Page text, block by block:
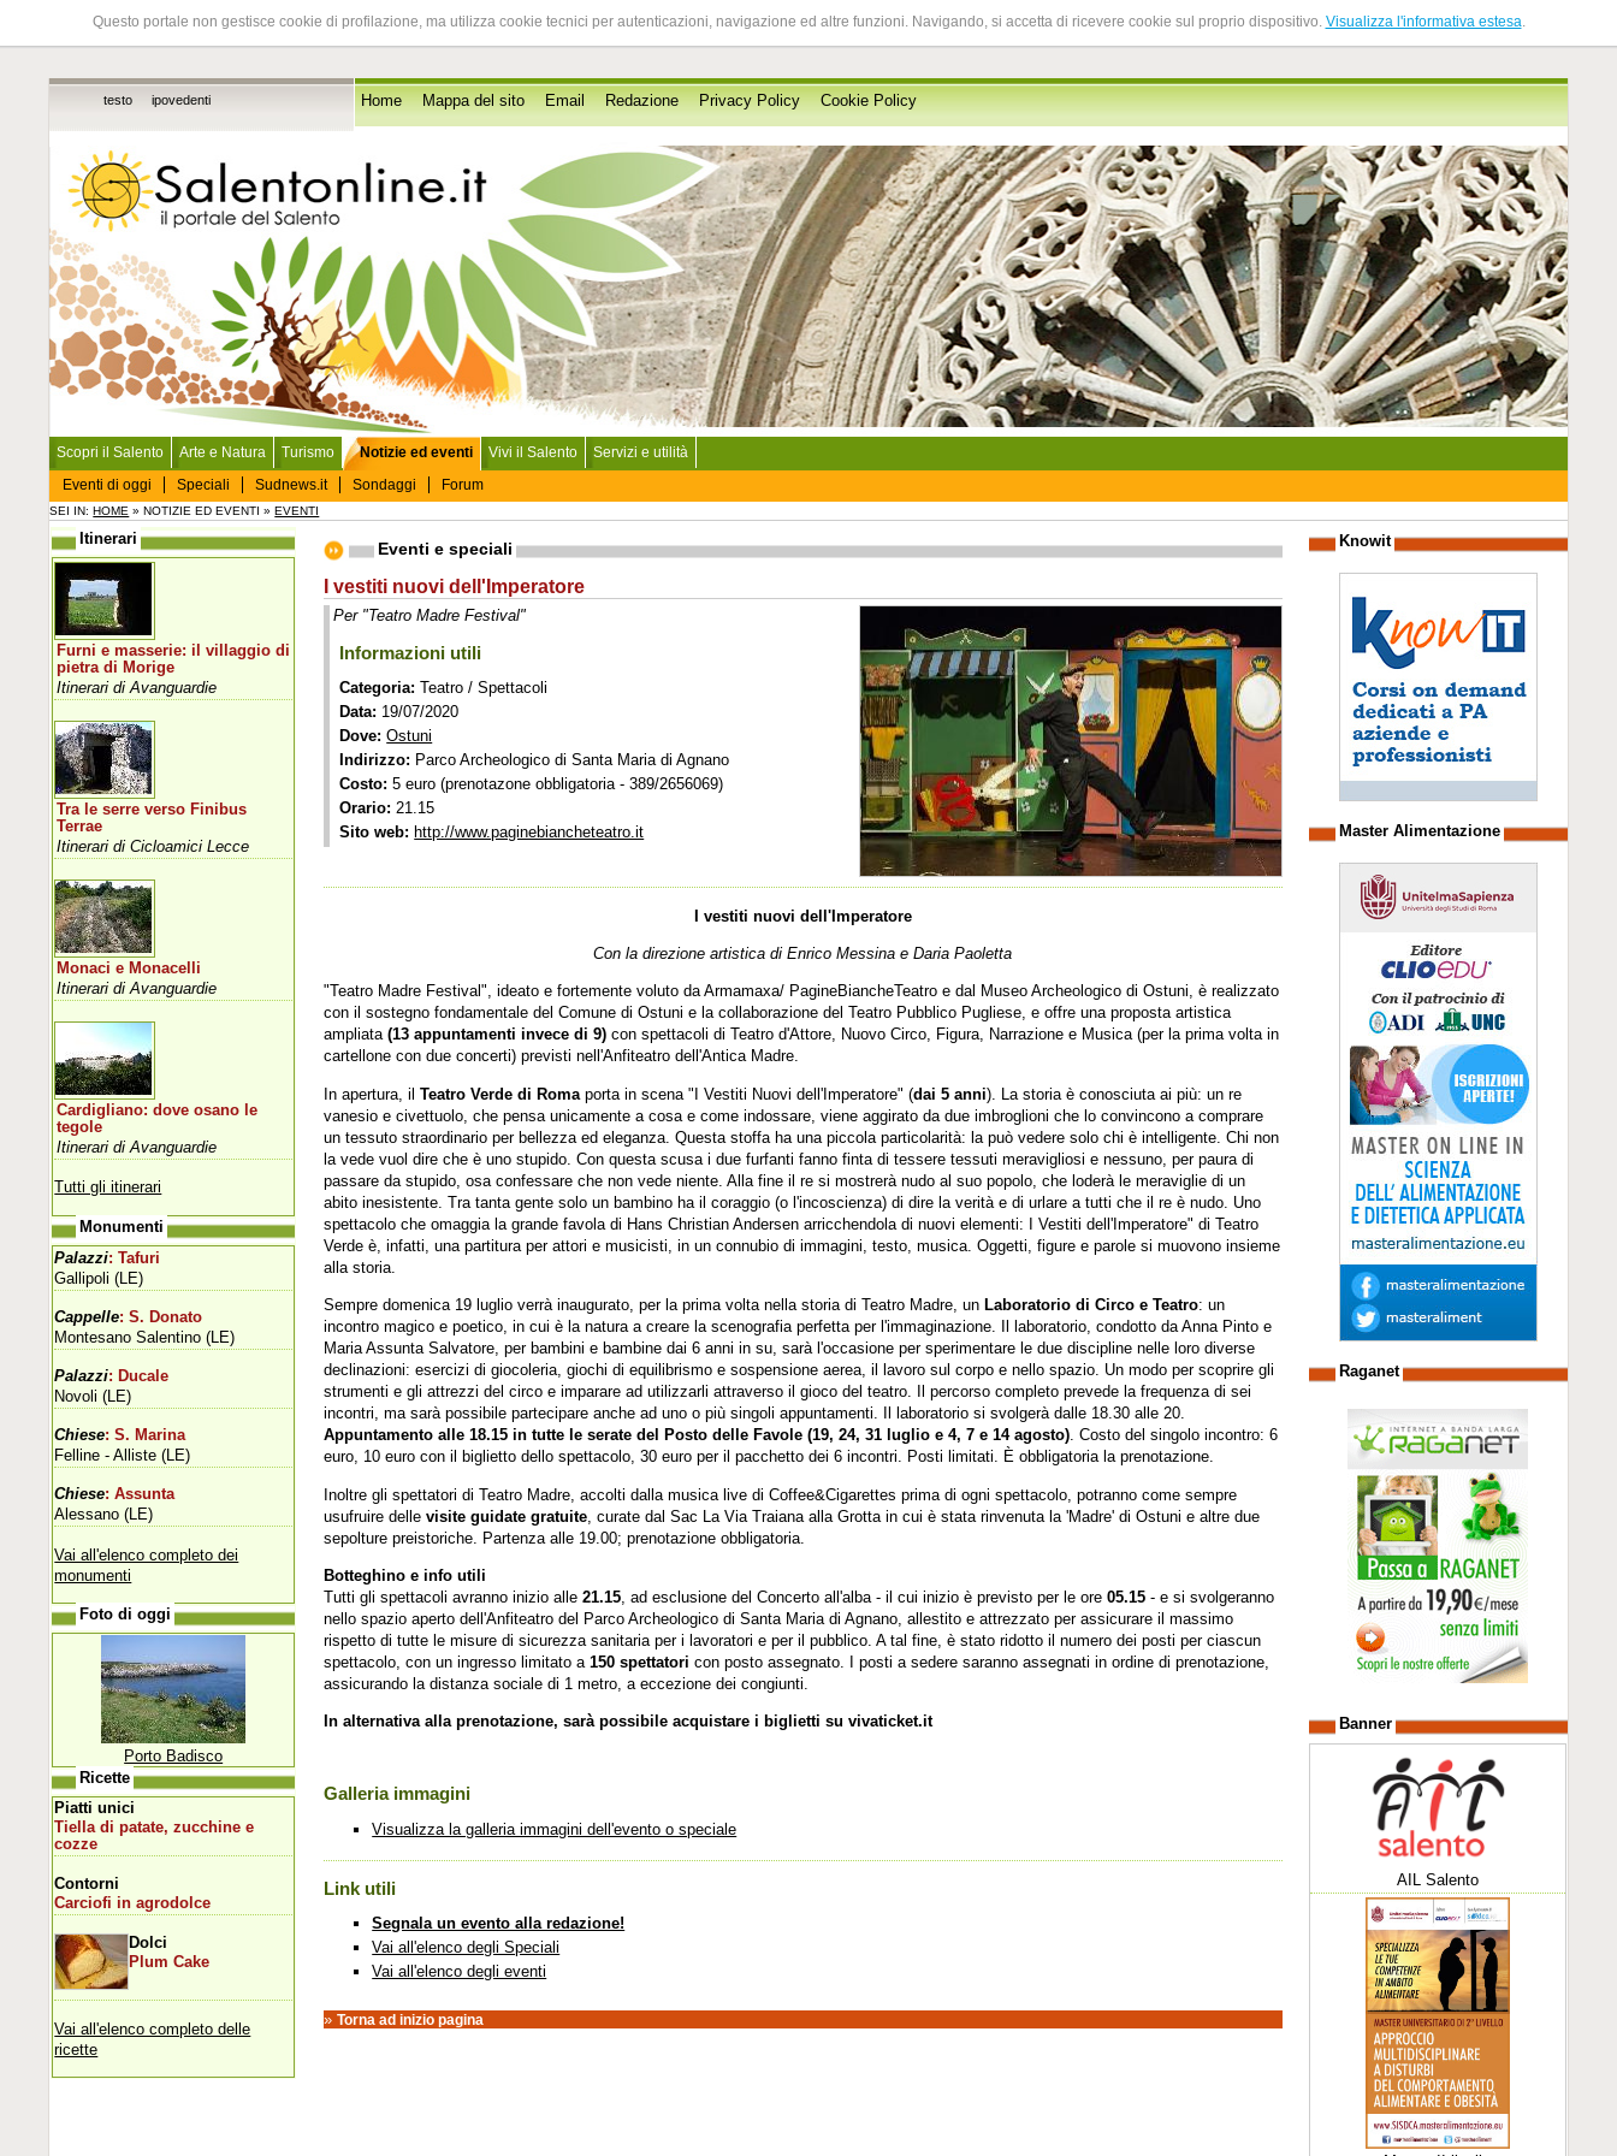
Questo portale non gestisce cookie di profilazione, ma utilizza cookie tecnici per autenticazioni, navigazione ed altre funzioni. Navigando, si accetta di ricevere cookie sul proprio dispositivo. Visualizza l'informativa estesa.
testo ipovedenti Home Mappa del sito Email Redazione Privacy Policy Cookie Policy
Scopri il Salento Arte e Natura Turismo
Notizie ed eventi
Eventi di oggi
Speciali Sudnews.it Sondaggi Forum
Vivi il Salento Servizi e utilità
SEI IN:HOME » NOTIZIE ED EVENTI »EVENTI
Eventi e speciali
I vestiti nuovi dell'Imperatore
Per "Teatro Madre Festival"
Informazioni utili
Categoria: Teatro / Spettacoli
Data: 19/07/2020
Dove: Ostuni
Indirizzo: Parco Archeologico di Santa Maria di Agnano
Costo: 5 euro (prenotazone obbligatoria - 389/2656069)
Orario: 21.15
Sito web: http://www.paginebiancheteatro.it
I vestiti nuovi dell'Imperatore
Con la direzione artistica di Enrico Messina e Daria Paoletta
"Teatro Madre Festival", ideato e fortemente voluto da Armamaxa/ PagineBiancheTeatro e dal Museo Archeologico di Ostuni, è realizzato
con il sostegno fondamentale del Comune di Ostuni e la collaborazione del Teatro Pubblico Pugliese, e offre una proposta artistica
ampliata(13 appuntamenti invece di 9) con spettacoli di Teatro d'Attore, Nuovo Circo, Figura, Narrazione e Musica (per la prima volta in
cartellone con due concerti) previsti nell'Anfiteatro dell'Antica Madre.
In apertura, ilTeatro Verde di Roma porta in scena "I Vestiti Nuovi dell'Imperatore" (dai 5 anni). La storia è conosciuta ai più: un re
vanesio e civettuolo, che pensa unicamente a cosa e come indossare, viene aggirato da due imbroglioni che lo convincono a comprare
un tessuto straordinario per bellezza ed eleganza. Questa stoffa ha una piccola particolarità: la può vedere solo chi è intelligente. Chi non
la vede vuol dire che è uno stupido. Con questa scusa i due furfanti fanno finta di tessere tessuti meravigliosi e nessuno, per paura di
passare da stupido, osa confessare che non vede niente. Alla fine il re si mostrerà nudo al suo popolo, che loderà le meraviglie di un
abito inesistente. Tra tanta gente solo un bambino ha il coraggio (o l'incoscienza) di dire la verità e di urlare a tutti che il re è nudo. Uno
spettacolo che omaggia la grande favola di Hans Christian Andersen arricchendola di nuovi elementi: I Vestiti dell'Imperatore" di Teatro
Verde è, infatti, una partitura per attori e musicisti, in un connubio di immagini, testo, musica. Oggetti, figure e parole si muovono insieme
alla storia.
Sempre domenica 19 luglio verrà inaugurato, per la prima volta nella storia di Teatro Madre, un Laboratorio di Circo e Teatro: un
incontro magico e poetico, in cui è la natura a creare la scenografia perfetta per l'immaginazione. Il laboratorio, condotto da Anna Pinto e
Maria Assunta Salvatore, per bambini e bambine dai 6 anni in su, sarà l'occasione per sperimentare le due discipline nelle loro diverse
declinazioni: esercizi di giocoleria, giochi di equilibrismo e sospensione aerea, il lavoro sul corpo e nello spazio. Un modo per scoprire gli
strumenti e gli attrezzi del circo e imparare ad utilizzarli attraverso il gioco del teatro. Il percorso completo prevede la frequenza di sei
incontri, ma sarà possibile partecipare anche ad uno o più singoli appuntamenti. Il laboratorio si svolgerà dalle 18.30 alle 20.
Appuntamento alle 18.15 in tutte le serate del Posto delle Favole (19, 24, 31 luglio e 4, 7 e 14 agosto). Costo del singolo incontro: 6
euro, 10 euro con il biglietto dello spettacolo, 30 euro per il pacchetto dei 6 incontri. Posti limitati. È obbligatoria la prenotazione.
Inoltre gli spettatori di Teatro Madre, accolti dalla musica live di Coffee&Cigarettes prima di ogni spettacolo, potranno come sempre
usufruire dellevisite guidate gratuite , curate dal Sac La Via Traiana alla Grotta in cui è stata rinvenuta la 'Madre' di Ostuni e altre due
sepolture preistoriche. Partenza alle 19.00; prenotazione obbligatoria.
Botteghino e info utili
Tutti gli spettacoli avranno inizio alle21.15 , ad esclusione del Concerto all'alba - il cui inizio è previsto per le ore05.15 - e si svolgeranno
nello spazio aperto dell'Anfiteatro del Parco Archeologico di Santa Maria di Agnano, allestito e attrezzato per assicurare il massimo
rispetto di tutte le misure di sicurezza sanitaria per i lavoratori e per il pubblico. A tal fine, è stato ridotto il numero dei posti per ciascun
spettacolo, con un ingresso limitato a150 spettatori con posto assegnato. I posti a sedere saranno assegnati in ordine di prenotazione,
assicurando la distanza sociale di 1 metro, a eccezione dei congiunti.
In alternativa alla prenotazione, sarà possibile acquistare i biglietti su vivaticket.it
Galleria immagini
Visualizza la galleria immagini dell'evento o speciale
Link utili
Segnala un evento alla redazione!
Vai all'elenco degli Speciali
Vai all'elenco degli eventi
»Torna ad inizio pagina
Itinerari
Furni e masserie: il villaggio di
pietra di Morige
Itinerari di Avanguardie
Tra le serre verso Finibus
Terrae
Itinerari di Cicloamici Lecce
Monaci e Monacelli
Itinerari di Avanguardie
Cardigliano: dove osano le
tegole
Itinerari di Avanguardie
Tutti gli itinerari
Monumenti
Palazzi: Tafuri
Gallipoli (LE)
Cappelle: S. Donato
Montesano Salentino (LE)
Palazzi: Ducale
Novoli (LE)
Chiese: S. Marina
Felline - Alliste (LE)
Chiese: Assunta
Alessano (LE)
Vai all'elenco completo dei
monumenti
Foto di oggi
Porto Badisco
Ricette
Piatti unici
Tiella di patate, zucchine e
cozze
Contorni
Carciofi in agrodolce
Dolci
Plum Cake
Vai all'elenco completo delle
ricette
Knowit
Master Alimentazione
Raganet
Banner
AIL Salento